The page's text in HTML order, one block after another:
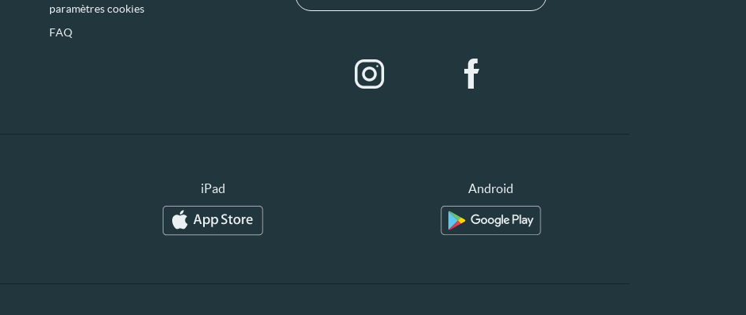
paramètres cookies
FAQ
iPad Android